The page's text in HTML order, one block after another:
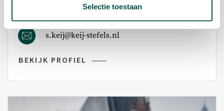
Selectie toestaan
020-5775333
s.keij@keij-stefels.nl
BEKIJK PROFIEL